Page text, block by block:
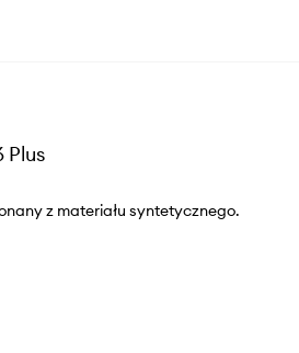
Plus
z materiału syntetycznego.